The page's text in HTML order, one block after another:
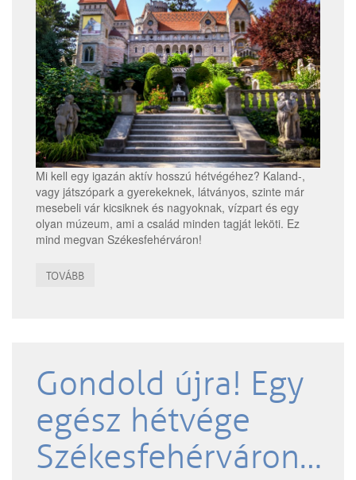
Mi kell egy igazán aktív hosszú hétvégéhez? Kaland-,
vagy játszópark a gyerekeknek, látványos, szinte már
mesebeli vár kicsiknek és nagyoknak, vízpart és egy
olyan múzeum, ami a család minden tagját leköti. Ez
mind megvan Székesfehérváron!
TOVÁBB
Gondold újra! Egy
egész hétvége
Székesfehérváron…